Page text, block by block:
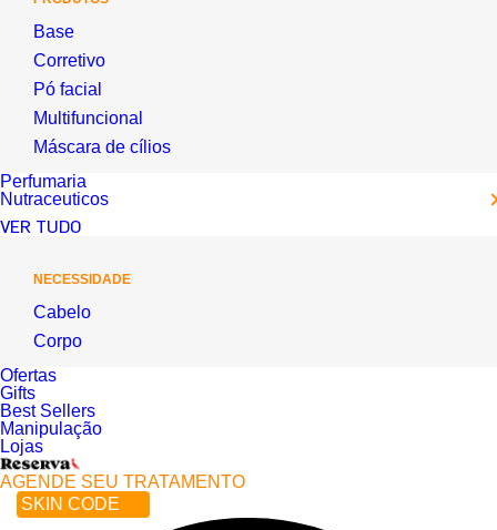
Base
Corretivo
Pó facial
Multifuncional
Máscara de cílios
Perfumaria
Nutraceuticos
VER TUDO
NECESSIDADE
Cabelo
Corpo
Ofertas
Gifts
Best Sellers
Manipulação
Lojas
AGENDE SEU TRATAMENTO
SKIN CODE